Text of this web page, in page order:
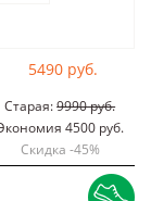
5490 руб.
Старая:9990 руб.
4500 руб.
Скидка -45%